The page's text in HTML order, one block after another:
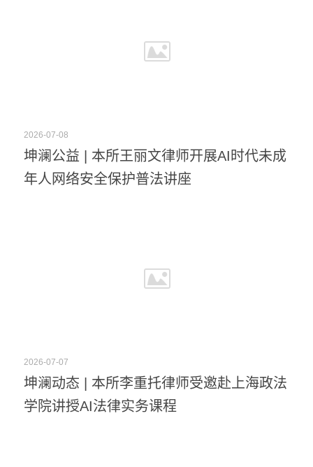
2026-07-08
坤澜公益 | 本所王丽文律师开展AI时代未成
年人网络安全保护普法讲座
2026-07-07
坤澜动态 | 本所李重托律师受邀赴上海政法
学院讲授AI法律实务课程